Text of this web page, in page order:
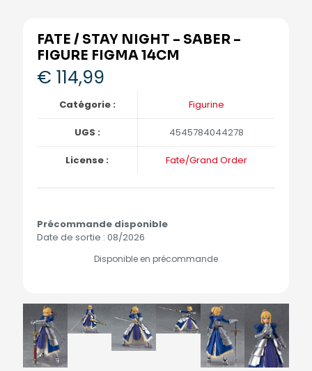
FATE / STAY NIGHT – SABER –
FIGURE FIGMA 14CM
€ 114,99
Catégorie : Figurine
UGS : 4545784044278
License : Fate/Grand Order
Précommande disponible
Date de sortie : 08/2026
Disponible en précommande